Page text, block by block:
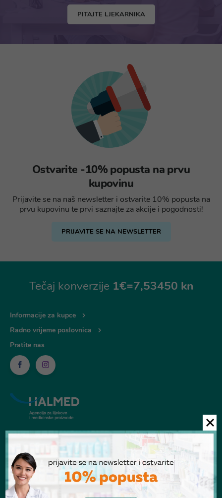
PITAJTE LJEKARNIKA
Ostvarite -10% popusta na prvu
kupovinu
Prijavite se na naš newsletter i ostvarite 10% popusta na
prvu kupovinu te prvi saznajte za akcije i pogodnosti!
PRIJAVITE SE NA NEWSLETTER
Tečaj konverzije 1€=7,53450 kn
Informacije za kupce
Radno vrijeme poslovnica
Pratite nas
© Ljekarna Talan 2026